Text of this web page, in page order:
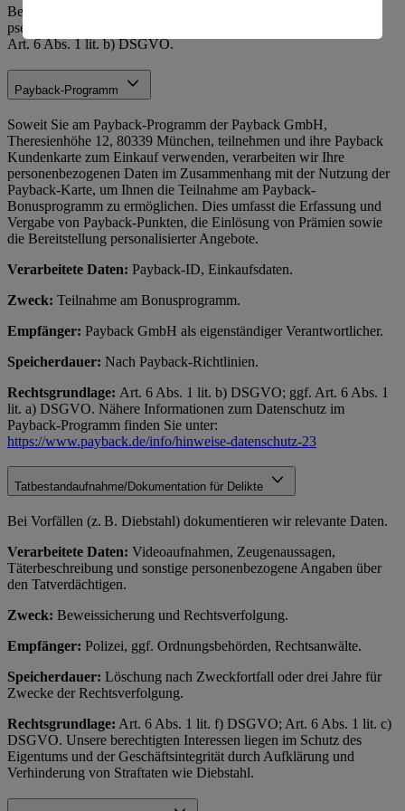
Belange der Betroffenen, da Daten nur minimal und ggf.
pseudonymisiert verarbeitet werden); bei vertraglichen Aspekten
Art. 6 Abs. 1 lit. b) DSGVO.
Payback-Programm
Soweit Sie am Payback-Programm der Payback GmbH,
Theresienhöhe 12, 80339 München, teilnehmen und ihre Payback
Kundenkarte zum Einkauf verwenden, verarbeiten wir Ihre
personenbezogenen Daten im Zusammenhang mit der Nutzung der
Payback-Karte, um Ihnen die Teilnahme am Payback-
Bonusprogramm zu ermöglichen. Dies umfasst die Erfassung und
Vergabe von Payback-Punkten, die Einlösung von Prämien sowie
die Bereitstellung personalisierter Angebote.
Verarbeitete Daten: Payback-ID, Einkaufsdaten.
Zweck: Teilnahme am Bonusprogramm.
Empfänger: Payback GmbH als eigenständiger Verantwortlicher.
Speicherdauer: Nach Payback-Richtlinien.
Rechtsgrundlage: Art. 6 Abs. 1 lit. b) DSGVO; ggf. Art. 6 Abs. 1
lit. a) DSGVO. Nähere Informationen zum Datenschutz im
Payback-Programm finden Sie unter:
https://www.payback.de/info/hinweise-datenschutz-23
Tatbestandaufnahme/Dokumentation für Delikte
Bei Vorfällen (z. B. Diebstahl) dokumentieren wir relevante Daten.
Verarbeitete Daten: Videoaufnahmen, Zeugenaussagen,
Täterbeschreibung und sonstige personenbezogene Angaben über
den Tatverdächtigen.
Zweck: Beweissicherung und Rechtsverfolgung.
Empfänger: Polizei, ggf. Ordnungsbehörden, Rechtsanwälte.
Speicherdauer: Löschung nach Zweckfortfall oder drei Jahre für
Zwecke der Rechtsverfolgung.
Rechtsgrundlage: Art. 6 Abs. 1 lit. f) DSGVO; Art. 6 Abs. 1 lit. c)
DSGVO. Unsere berechtigten Interessen liegen im Schutz des
Eigentums und der Geschäftsintegrität durch Aufklärung und
Verhinderung von Straftaten wie Diebstahl.
Informationen zum Herausgeber der Seite findest du